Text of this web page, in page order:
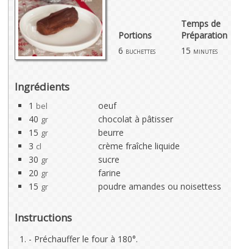
Portions
Temps de
Préparation
6 buchettes 15 minutes
Ingrédients
1 bel
oeuf
40 gr
chocolat à pâtisser
15 gr
beurre
3 cl
crème fraîche liquide
30 gr
sucre
20 gr
farine
15 gr poudre amandes ou noisettess
Instructions
- Préchauffer le four à 180°.